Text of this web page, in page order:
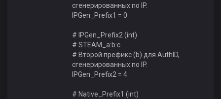
сгенерированных по IP.
IPGen_Prefix1 = 0
# IPGen_Prefix2 (int)
# STEAM_a:b:c
# Второй префикс (b) для AuthID,
сгенерированных по IP.
IPGen_Prefix2 = 4
# Native_Prefix1 (int)